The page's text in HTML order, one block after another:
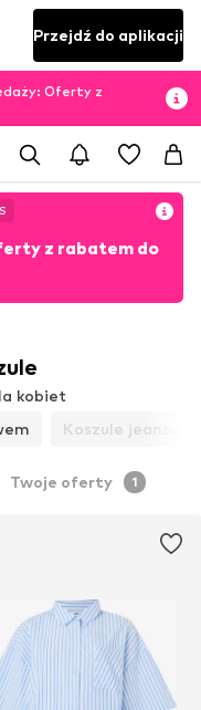
Przejdź do aplikacji
Oferty z
S
z rabatem do
kobiet
Koszule
Twoje oferty 1